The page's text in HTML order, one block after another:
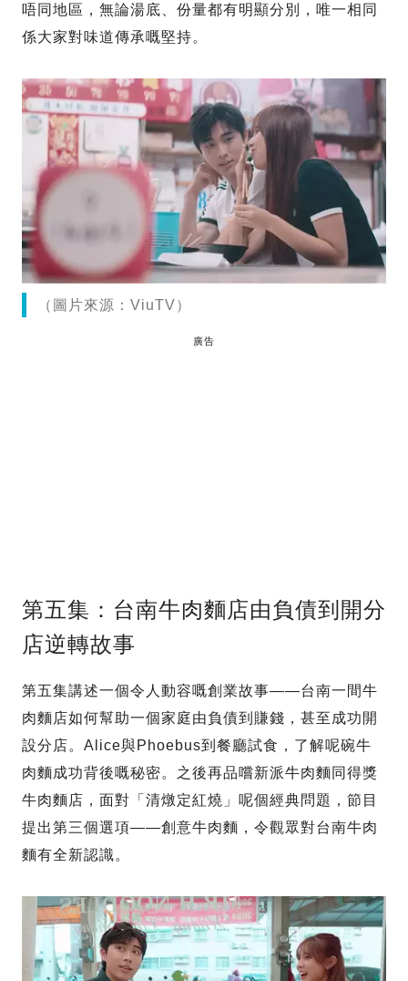
唔同地區，無論湯底、份量都有明顯分別，唯一相同
係大家對味道傳承嘅堅持。
（圖片來源：ViuTV）
廣告
第五集：台南牛肉麵店由負債到開分
店逆轉故事
第五集講述一個令人動容嘅創業故事——台南一間牛
肉麵店如何幫助一個家庭由負債到賺錢，甚至成功開
設分店。Alice與Phoebus到餐廳試食，了解呢碗牛
肉麵成功背後嘅秘密。之後再品嚐新派牛肉麵同得獎
牛肉麵店，面對「清燉定紅燒」呢個經典問題，節目
提出第三個選項——創意牛肉麵，令觀眾對台南牛肉
麵有全新認識。